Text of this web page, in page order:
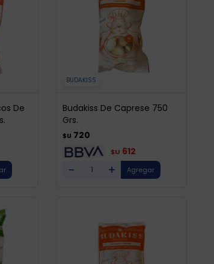
De
BUDAKISS
Budakiss De Caprese 750
Grs.
$U 720
$U 612
- +